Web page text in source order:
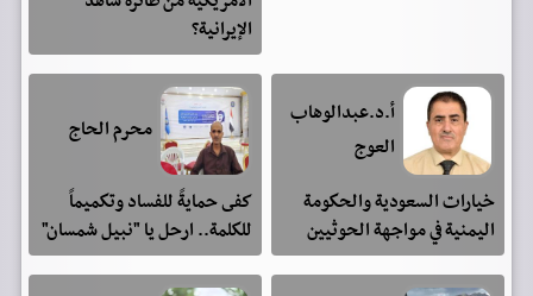
الإيرانية؟
أ.د.عبدالوهاب
العوج
خيارات السعودية والحكومة
اليمنية في مواجهة الحوثيين
محرم الحاج
كفى حمايةً للفساد وتكميماً
للكلمة.. ارحل يا "نبيل شمسان"